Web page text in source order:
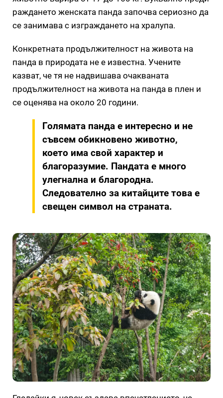
раждането женската панда започва сериозно да
се занимава с изграждането на хралупа.
Конкретната продължителност на живота на
панда в природата не е известна. Учените
казват, че тя не надвишава очакваната
продължителност на живота на панда в плен и
се оценява на около 20 години.
Голямата панда е интересно и не
съвсем обикновено животно,
което има свой характер и
благоразумие. Пандата е много
улегнална и благородна.
Следователно за китайците това е
свещен символ на страната.